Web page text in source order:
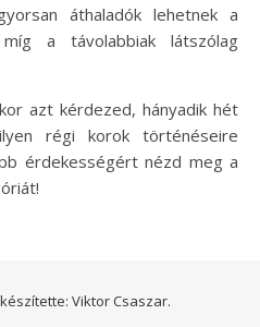
áthaladók lehetnek a
a távolabbiak látszólag
azt kérdezed, hányadik hét
régi korok történéseire
érdekességért nézd meg a
Viktor Csaszar.